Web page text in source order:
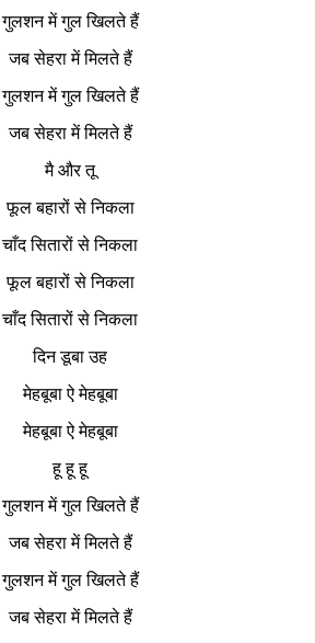
गुलशन में गुल खिलते हैं
जब सेहरा में मिलते हैं
गुलशन में गुल खिलते हैं
जब सेहरा में मिलते हैं
मै और तू
फूल बहारों से निकला
चाँद सितारों से निकला
फूल बहारों से निकला
चाँद सितारों से निकला
दिन डूबा उह
मेहबूबा ऐ मेहबूबा
मेहबूबा ऐ मेहबूबा
हू हू हू
गुलशन में गुल खिलते हैं
जब सेहरा में मिलते हैं
गुलशन में गुल खिलते हैं
जब सेहरा में मिलते हैं